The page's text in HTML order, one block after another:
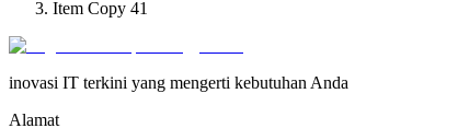
Item Copy 41
inovasi IT terkini yang mengerti kebutuhan Anda
Alamat